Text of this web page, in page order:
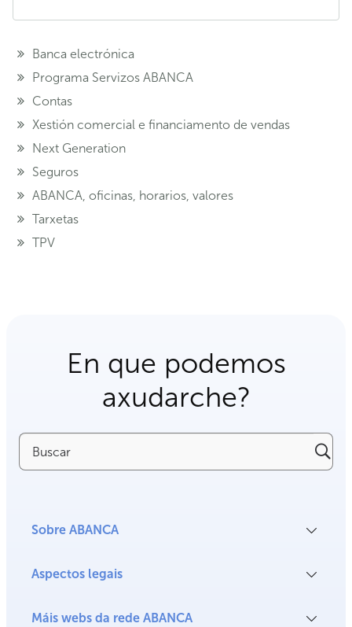
Banca electrónica
Programa Servizos ABANCA
Contas
Xestión comercial e financiamento de vendas
Next Generation
Seguros
ABANCA, oficinas, horarios, valores
Tarxetas
TPV
En que podemos
axudarche?
Buscar
Sobre ABANCA
Aspectos legais
Máis webs da rede ABANCA